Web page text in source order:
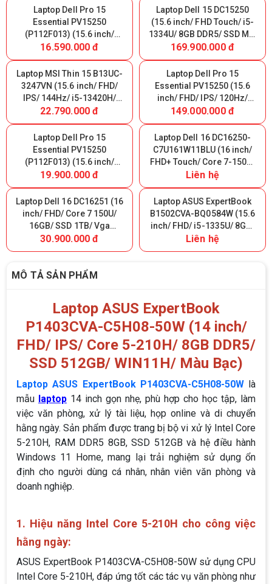
WIN11H/ Black)
Laptop Dell Pro 15
Essential PV15250
(P112F013) (15.6 inch/
FHD/ IPS/ i5-1354U/ 8GB
DDR5/ SSD 512GB/ DOS/
Carbon Black) Nhập Khẩu
16.590.000 đ
Laptop Dell 15 DC15250
(15.6 inch/ FHD Touch/ i5-
1334U/ 8GB DDR5/ SSD M.2
512GB/ Win 11/ Black)
Nhập Khẩu
169.900.000 đ
Laptop MSI Thin 15 B13UC-
3247VN (15.6 inch/ FHD/
IPS/ 144Hz/ i5-13420H/
8GB/ SSD 512GB/ RTX 3050
4GB/ W11H/ Xám/ Balo)
22.790.000 đ
Laptop Dell Pro 15
Essential PV15250 (15.6
inch/ FHD/ IPS/ 120Hz/
Core 3-100U/ 8GB/ SSD
512GB/ Ubuntu/ Black)
Nhập Khẩu
149.000.000 đ
Laptop Dell Pro 15
Essential PV15250
(P112F013) (15.6 inch/
FHD/ IPS/ 120Hz/ i7-
1355U/ 8GB DDR5/ SSD
512GB/ Ubuntu/ Carbon
Black) Nhập Khẩu
19.900.000 đ
Laptop Dell 16 DC16250-
C7U161W11BLU (16 inch/
FHD+ Touch/ Core 7-150U/
16GB/ SSD 1TB/ WIN11/
Office 2024/ Black)
Liên hệ
Laptop Dell 16 DC16251 (16
inch/ FHD/ Core 7 150U/
16GB/ SSD 1TB/ Vga
MX570A 2GB/ Win 11/ Màu
Bạc)
30.900.000 đ
Laptop ASUS ExpertBook
B1502CVA-BQ0584W (15.6
inch/ FHD/ i5-1335U/ 8GB/
SSD M.2 512GB/ WIN11H/
Chuột/ Black)
Liên hệ
MÔ TẢ SẢN PHẨM
Laptop ASUS ExpertBook
P1403CVA-C5H08-50W (14 inch/
FHD/ IPS/ Core 5-210H/ 8GB DDR5/
SSD 512GB/ WIN11H/ Màu Bạc)
Laptop ASUS ExpertBook P1403CVA-C5H08-50Wlà
mẫu laptop 14 inch gọn nhẹ, phù hợp cho học tập, làm
việc văn phòng, xử lý tài liệu, họp online và di chuyển
hằng ngày. Sản phẩm được trang bị bộ vi xử lý Intel Core
5-210H, RAM DDR5 8GB, SSD 512GB và hệ điều hành
Windows 11 Home, mang lại trải nghiệm sử dụng ổn
định cho người dùng cá nhân, nhân viên văn phòng và
doanh nghiệp.
1. Hiệu năng Intel Core 5-210H cho công việc
hằng ngày:
ASUS ExpertBook P1403CVA-C5H08-50W sử dụng CPU
Intel Core 5-210H, đáp ứng tốt các tác vụ văn phòng như